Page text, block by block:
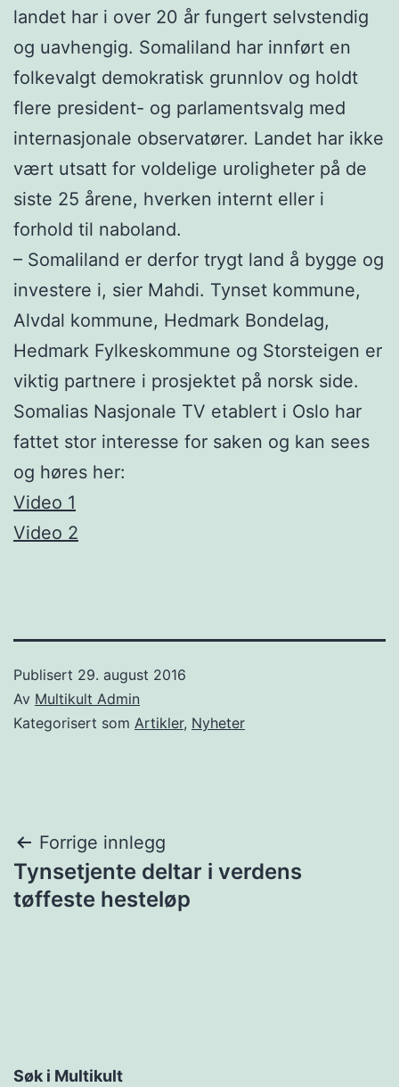
landet har i over 20 år fungert selvstendig
og uavhengig. Somaliland har innført en
folkevalgt demokratisk grunnlov og holdt
flere president- og parlamentsvalg med
internasjonale observatører. Landet har ikke
vært utsatt for voldelige uroligheter på de
siste 25 årene, hverken internt eller i
forhold til naboland.
– Somaliland er derfor trygt land å bygge og
investere i, sier Mahdi. Tynset kommune,
Alvdal kommune, Hedmark Bondelag,
Hedmark Fylkeskommune og Storsteigen er
viktig partnere i prosjektet på norsk side.
Somalias Nasjonale TV etablert i Oslo har
fattet stor interesse for saken og kan sees
og høres her:
Video 1
Video 2
Publisert 29. august 2016
Av Multikult Admin
Kategorisert som Artikler, Nyheter
Innleggsnavigasjon
Forrige innlegg
Tynsetjente deltar i verdens
tøffeste hesteløp
Søk i Multikult